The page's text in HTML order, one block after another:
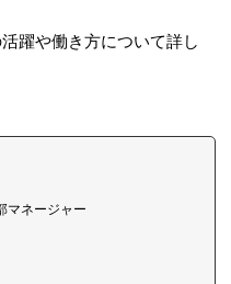
躍や働き方について詳し
マネージャー